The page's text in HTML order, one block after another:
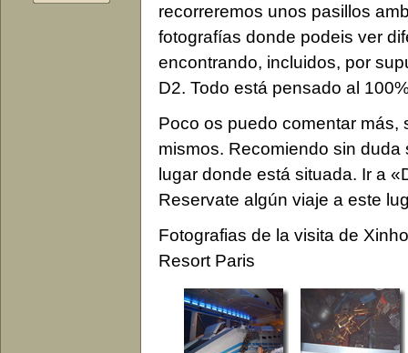
recorreremos unos pasillos
fotografías donde podeis ver
encontrando, incluidos, por
D2. Todo está pensado al
Poco os puedo comentar más,
mismos. Recomiendo sin
lugar donde está situada. Ir a
Reservate algún viaje a este
Fotografias de la visita de
Resort Paris